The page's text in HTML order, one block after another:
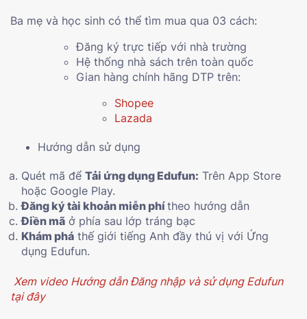
Ba mẹ và học sinh có thể tìm mua qua 03 cách:
Đăng ký trực tiếp với nhà trường
Hệ thống nhà sách trên toàn quốc
Gian hàng chính hãng DTP trên:
Shopee
Lazada
Hướng dẫn sử dụng
Quét mã để Tải ứng dụng Edufun: Trên App Store
hoặc Google Play.
Đăng ký tài khoản miễn phítheo hướng dẫn
Điền mã ở phía sau lớp tráng bạc
Khám phá thế giới tiếng Anh đầy thú vị với Ứng
dụng Edufun.
Xem video Hướng dẫn Đăng nhập và sử dụng Edufun
tại đây